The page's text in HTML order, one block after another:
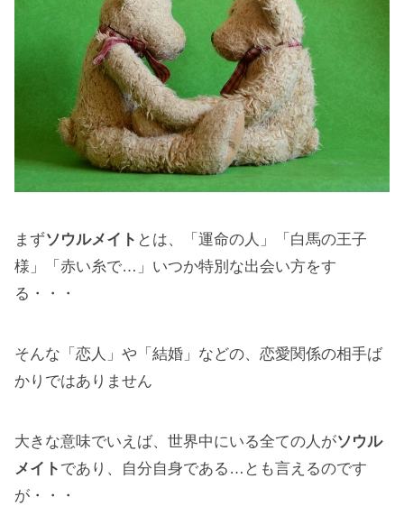
まずソウルメイト とは、「運命の人」「白馬の王子
様」「赤い糸で…」いつか特別な出会い方をす
る・・・
そんな「恋人」や「結婚」などの、恋愛関係の相手ば
かりではありません
大きな意味でいえば、世界中にいる全ての人がソウル
メイト であり、自分自身である…とも言えるのです
が・・・